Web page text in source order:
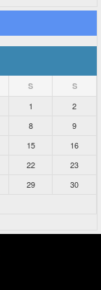
S S
1
2
8
9
15
16
22
23
29
30